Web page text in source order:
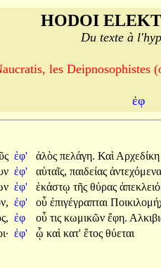
HODOI
Du texte à
les Deipnosophistes
ἐφ
ἐφ' ἁλὸς πελάγη. Καὶ Αρχεδίκη
ἐφ' αὑταῖς, παιδείας
ἐφ' ἑκάστῳ τῆς θύρας
ἐφ' οὗ ἐπιγέγραπται
ἐφ οὗ τις κωμικῶν ἔφη.
ἐφ' ᾧ καὶ κατ' ἔτος θύεται